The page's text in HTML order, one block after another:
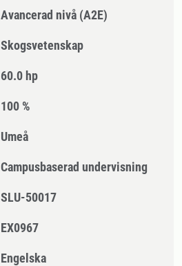
Avancerad nivå (A2E)
Skogsvetenskap
60.0 hp
100 %
Umeå
Campusbaserad undervisning
SLU-50017
EX0967
Engelska